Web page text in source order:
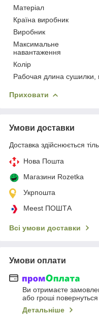
Матеріал
Країна виробник
Виробник
Максимальне
навантаження
Колір
Рабочая длина сушилки,
Приховати
Умови доставки
Доставка здійснюється
Нова Пошта
Магазини Rozetka
Укрпошта
Meest ПОШТА
Всі умови доставки
Умови оплати
Ви отримаєте
або гроші
Детальніше